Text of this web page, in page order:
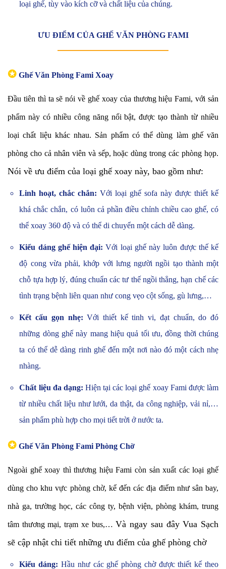
loại ghế, tùy vào kích cỡ và chất liệu của chúng.
ƯU ĐIỂM CỦA GHẾ VĂN PHÒNG FAMI
✪ Ghế Văn Phòng Fami Xoay
Đầu tiên thì ta sẽ nói về ghế xoay của thương hiệu Fami, với sản
phẩm này có nhiều công năng nổi bật, được tạo thành từ nhiều
loại chất liệu khác nhau. Sản phẩm có thể dùng làm ghế văn
phòng cho cả nhân viên và sếp, hoặc dùng trong các phòng họp.
Nói về ưu điểm của loại ghế xoay này, bao gồm như:
Linh hoạt, chắc chắn: Với loại ghế sofa này được thiết kế
khá chắc chắn, có luôn cả phần điều chỉnh chiều cao ghế, có
thể xoay 360 độ và có thể di chuyển một cách dễ dàng.
Kiểu dáng ghế hiện đại: Với loại ghế này luôn được thế kế
độ cong vừa phải, khớp với lưng người ngồi tạo thành một
chỗ tựa hợp lý, đúng chuẩn các tư thế ngồi thẳng, hạn chế các
tình trạng bệnh liên quan như cong vẹo cột sống, gù lưng,…
Kết cấu gọn nhẹ: Với thiết kế tinh vi, đạt chuẩn, do đó
những dòng ghế này mang hiệu quả tối ưu, đồng thời chúng
ta có thể dễ dàng rinh ghế đến một nơi nào đó một cách nhẹ
nhàng.
Chất liệu đa dạng: Hiện tại các loại ghế xoay Fami được làm
từ nhiều chất liệu như lưới, da thật, da công nghiệp, vải nỉ,…
sản phẩm phù hợp cho mọi tiết trời ở nước ta.
✪ Ghế Văn Phòng Fami Phòng Chờ
Ngoài ghế xoay thì thương hiệu Fami còn sản xuất các loại ghế
dùng cho khu vực phòng chờ, kể đến các địa điểm như sân bay,
nhà ga, trường học, các công ty, bệnh viện, phòng khám, trung
tâm thương mại, trạm xe bus,…Và ngay sau đây Vua Sạch
sẽ cập nhật chi tiết những ưu điểm của ghế phòng chờ
Kiểu dáng: Hầu như các ghế phòng chờ được thiết kế theo